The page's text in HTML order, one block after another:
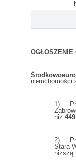
OGŁOSZENIE
nieruchomości
1)
niż
2)
Stara
niższą